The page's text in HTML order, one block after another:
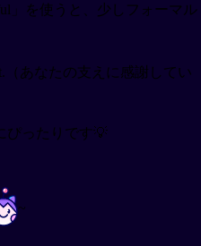
」を使うと、少しフォーマル
（あなたの支えに感謝してい
ぴったりです💡
~